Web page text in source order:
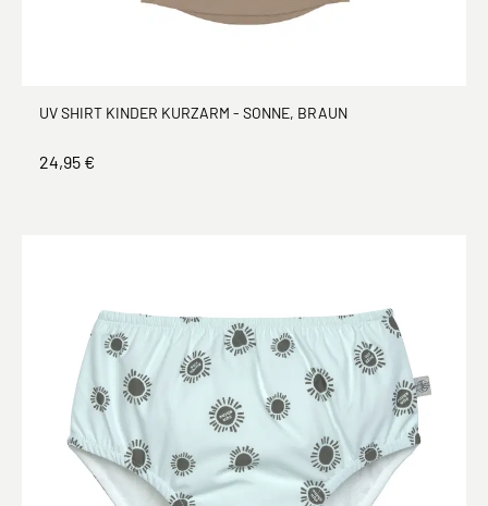
UV SHIRT KINDER KURZARM - SONNE, BRAUN
24,95 €